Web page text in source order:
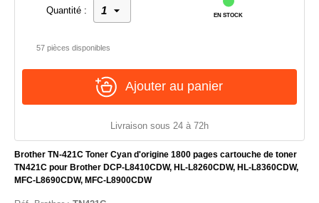
Brother TN-421C Toner Cyan d'origine 1800 pages cartouche de toner
TN421C pour Brother DCP-L8410CDW, HL-L8260CDW, HL-L8360CDW,
MFC-L8690CDW, MFC-L8900CDW
Quantité :
EN STOCK
57 pièces disponibles
Ajouter au panier
Livraison sous 24 à 72h